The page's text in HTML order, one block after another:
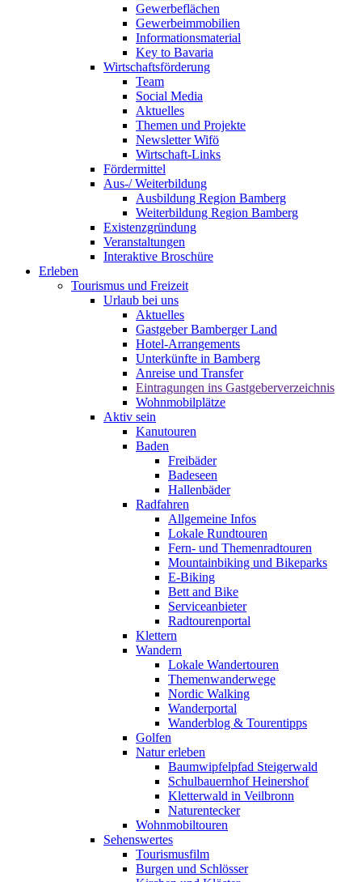
Gewerbeflächen
Gewerbeimmobilien
Informationsmaterial
Key to Bavaria
Wirtschaftsförderung
Team
Social Media
Aktuelles
Themen und Projekte
Newsletter Wifö
Wirtschaft-Links
Fördermittel
Aus-/ Weiterbildung
Ausbildung Region Bamberg
Weiterbildung Region Bamberg
Existenzgründung
Veranstaltungen
Interaktive Broschüre
Erleben
Tourismus und Freizeit
Urlaub bei uns
Aktuelles
Gastgeber Bamberger Land
Hotel-Arrangements
Unterkünfte in Bamberg
Anreise und Transfer
Eintragungen ins Gastgeberverzeichnis
Wohnmobilplätze
Aktiv sein
Kanutouren
Baden
Freibäder
Badeseen
Hallenbäder
Radfahren
Allgemeine Infos
Lokale Rundtouren
Fern- und Themenradtouren
Mountainbiking und Bikeparks
E-Biking
Bett and Bike
Serviceanbieter
Radtourenportal
Klettern
Wandern
Lokale Wandertouren
Themenwanderwege
Nordic Walking
Wanderportal
Wanderblog & Tourentipps
Golfen
Natur erleben
Baumwipfelpfad Steigerwald
Schulbauernhof Heinershof
Kletterwald in Veilbronn
Naturentecker
Wohnmobiltouren
Sehenswertes
Tourismusfilm
Burgen und Schlösser